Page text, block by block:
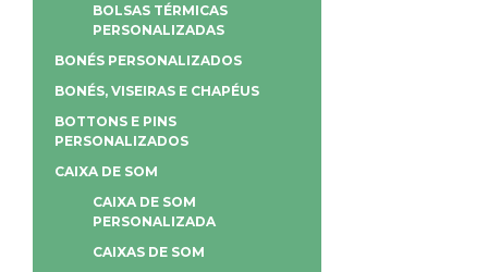
BOLSAS TÉRMICAS
PERSONALIZADAS
BONÉS PERSONALIZADOS
BONÉS, VISEIRAS E CHAPÉUS
BOTTONS E PINS
PERSONALIZADOS
CAIXA DE SOM
CAIXA DE SOM
PERSONALIZADA
CAIXAS DE SOM